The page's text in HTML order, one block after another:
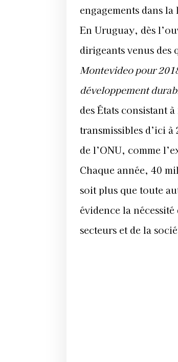
engagements dans
En Uruguay, dès
dirigeants venus des
Montevideo pour
développement
des États consistant
transmissibles d’ici
de l’ONU, comme
Chaque année, 40
soit plus que toute
évidence la
secteurs et de la